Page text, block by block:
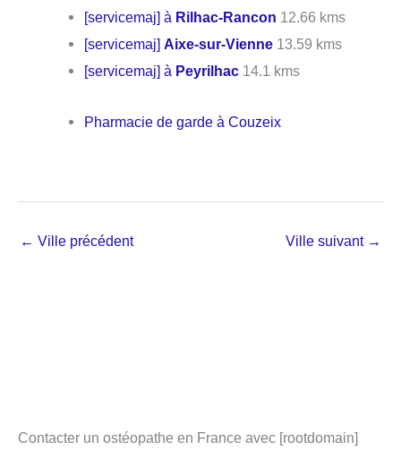
[servicemaj] à Rilhac-Rancon 12.66 kms
[servicemaj]Aixe-sur-Vienne 13.59 kms
[servicemaj] à Peyrilhac 14.1 kms
Pharmacie de garde à Couzeix
← Ville précédent Ville suivant →
Contacter un ostéopathe en France avec [rootdomain]